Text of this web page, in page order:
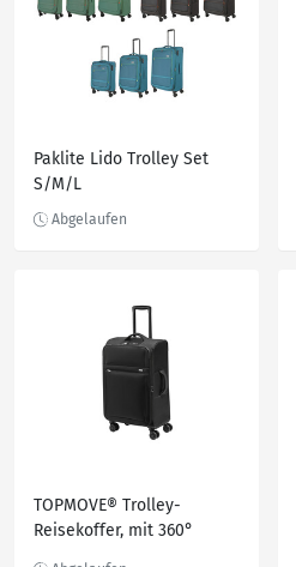
Paklite Lido Trolley Set
S/M/L
TOPMOVE® Trolley-
Reisekoffer, mit 360°